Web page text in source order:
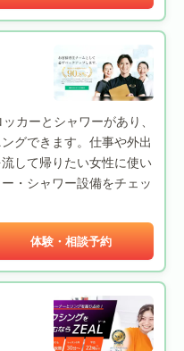
カーとシャワーがあり、
グできます。仕事や外出
して帰りたい女性に使い
・シャワー設備をチェッ
体験・相談予約